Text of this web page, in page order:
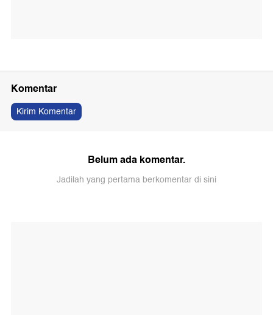
Komentar
Kirim Komentar
Belum ada komentar.
Jadilah yang pertama berkomentar di sini